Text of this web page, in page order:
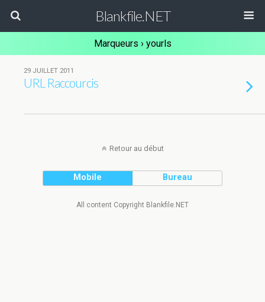
Blankfile.NET
Marqueurs › yourls
29 JUILLET 2011
URL Raccourcis
Retour au début
Mobile Bureau
All content Copyright Blankfile.NET